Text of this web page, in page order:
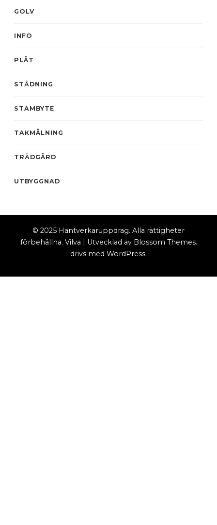
GOLV
INFO
PLÅT
STÄDNING
STAMBYTE
TAKMÅLNING
TRÄDGÅRD
UTBYGGNAD
© 2025 Hantverkaruppdrag. Alla rättigheter
förbehållna. Vilva | Utvecklad av Blossom Themes.
drivs med WordPress.